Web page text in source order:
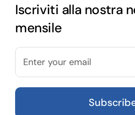
Iscriviti alla nostra
mensile